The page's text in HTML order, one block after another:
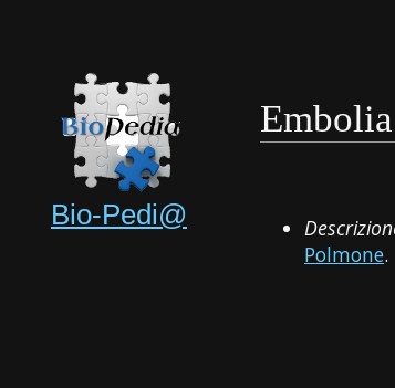
Bio-Pedi@
Polmone.